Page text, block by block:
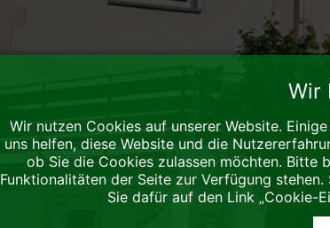
Wir
Wir nutzen Cookies auf unserer Website.
uns helfen, diese Website und die
ob Sie die Cookies zulassen möchten. Bitte
Funktionalitäten der Seite zur Verfügung
Sie dafür auf den Link „Cookie-